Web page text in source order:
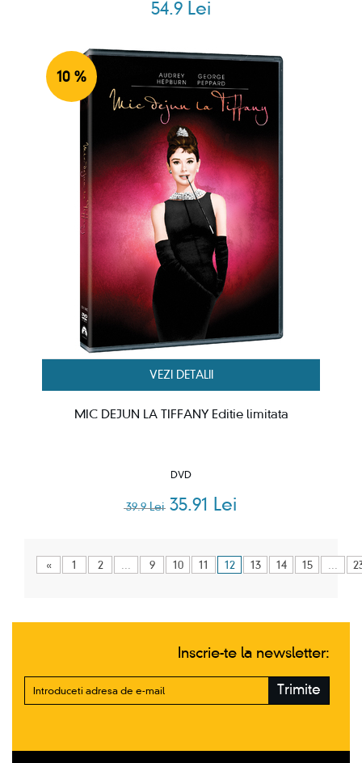
54.9 Lei
10 %
VEZI DETALII
MIC DEJUN LA TIFFANY Editie limitata
DVD
39.9 Lei 35.91 Lei
« 1 2 ... 9 10 11 12 13 14 15 ...
Inscrie-te la newsletter:
Trimite